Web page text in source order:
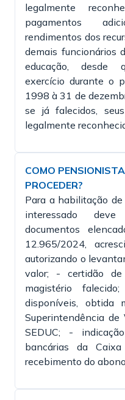
legalmente
pagamentos
rendimentos dos
demais funcionários
educação, desde
exercício durante o
1998 à 31 de
se já falecidos,
legalmente
COMO
PROCEDER?
Para a habilitação
interessado
documentos
12.965/2024,
autorizando o
valor; - certidão
magistério
disponíveis, obtida
Superintendência de
SEDUC; -
bancárias da
recebimento do